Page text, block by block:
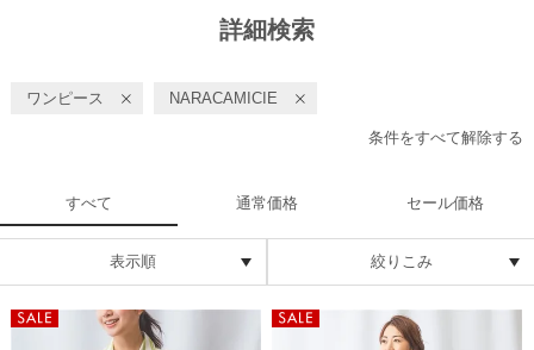
詳細検索
ワンピース NARACAMICIE
条件をすべて解除する
すべて 通常価格 セール価格
表示順 絞りこみ